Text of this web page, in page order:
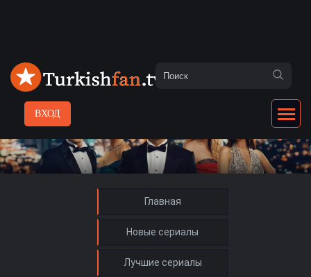
ВХОД
Главная
Новые сериалы
Лучшие сериалы